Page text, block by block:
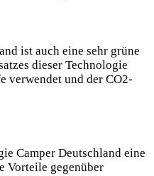
ist auch eine sehr grüne
dieser Technologie
verwendet und der CO2-
Camper Deutschland eine
Vorteile gegenüber